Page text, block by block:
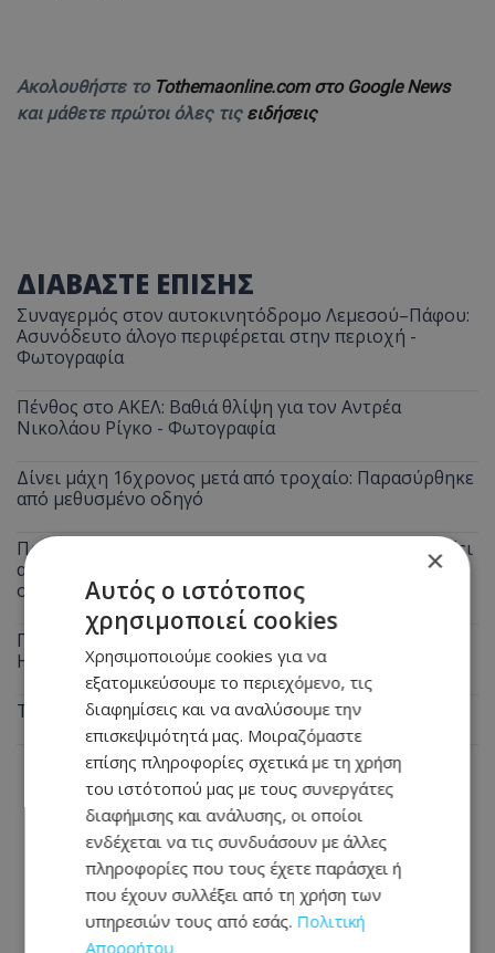
Ακολουθήστε το Tothemaonline.com στο Google News
και μάθετε πρώτοι όλες τις ειδήσεις
ΔΙΑΒΑΣΤΕ ΕΠΙΣΗΣ
Συναγερμός στον αυτοκινητόδρομο Λεμεσού–Πάφου:
Ασυνόδευτο άλογο περιφέρεται στην περιοχή -
Φωτογραφία
Πένθος στο ΑΚΕΛ: Βαθιά θλίψη για τον Αντρέα
Νικολάου Ρίγκο - Φωτογραφία
Δίνει μάχη 16χρονος μετά από τροχαίο: Παρασύρθηκε
από μεθυσμένο οδηγό
Προσοχή όσοι πάνε Αεροδρόμιο Λάρνακας: Τι αλλάζει
από σήμερα στις Αφίξεις - Τι πρέπει να ξέρουν οι
οδηγοί
Πέθανε η Έλλη Παπαντωνίου: Πότε θα γίνει η κηδεία -
Η επιθυμία της οικογένειας
Τα 3 ζώδια θα ευνοηθούν περισσότερο
×
Αυτός ο ιστότοπος
χρησιμοποιεί cookies
Χρησιμοποιούμε cookies για να
εξατομικεύσουμε το περιεχόμενο, τις
διαφημίσεις και να αναλύσουμε την
επισκεψιμότητά μας. Μοιραζόμαστε
επίσης πληροφορίες σχετικά με τη χρήση
του ιστότοπού μας με τους συνεργάτες
διαφήμισης και ανάλυσης, οι οποίοι
ενδέχεται να τις συνδυάσουν με άλλες
πληροφορίες που τους έχετε παράσχει ή
που έχουν συλλέξει από τη χρήση των
υπηρεσιών τους από εσάς. Πολιτική
Απορρήτου